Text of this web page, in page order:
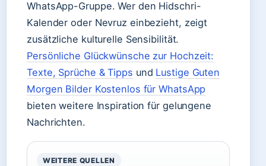
WhatsApp-Gruppe. Wer den Hidschri-
Kalender oder Nevruz einbezieht, zeigt
zusätzliche kulturelle Sensibilität.
Persönliche Glückwünsche zur Hochzeit:
Texte, Sprüche & Tipps und Lustige Guten
Morgen Bilder Kostenlos für WhatsApp
bieten weitere Inspiration für gelungene
Nachrichten.
WEITERE QUELLEN